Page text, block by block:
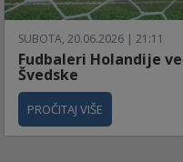
SUBOTA, 20.06.2026 | 21:11
Fudbaleri Holandije
Švedske
PROČITAJ VIŠE